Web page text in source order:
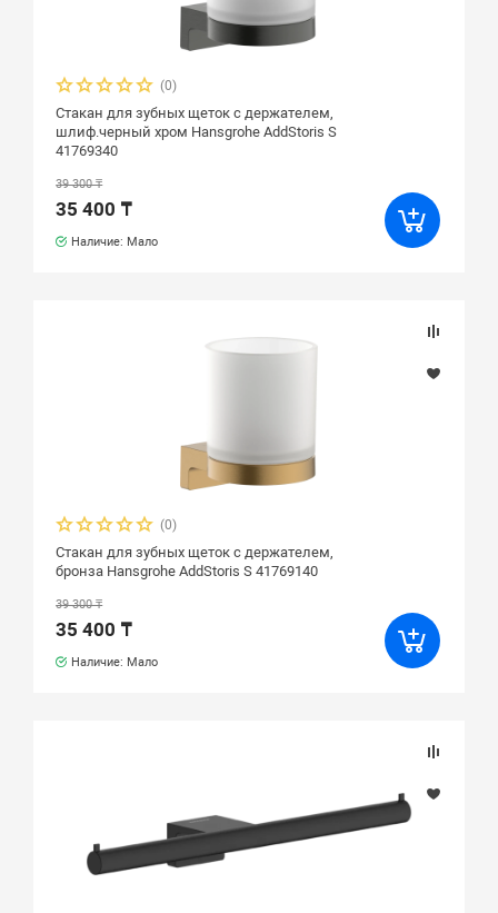
(0)
Стакан для зубных щеток с держателем,
шлиф.черный хром Hansgrohe AddStoris S
41769340
39 300 ₸
35 400 ₸
Наличие: Мало
(0)
Стакан для зубных щеток с держателем,
бронза Hansgrohe AddStoris S 41769140
39 300 ₸
35 400 ₸
Наличие: Мало